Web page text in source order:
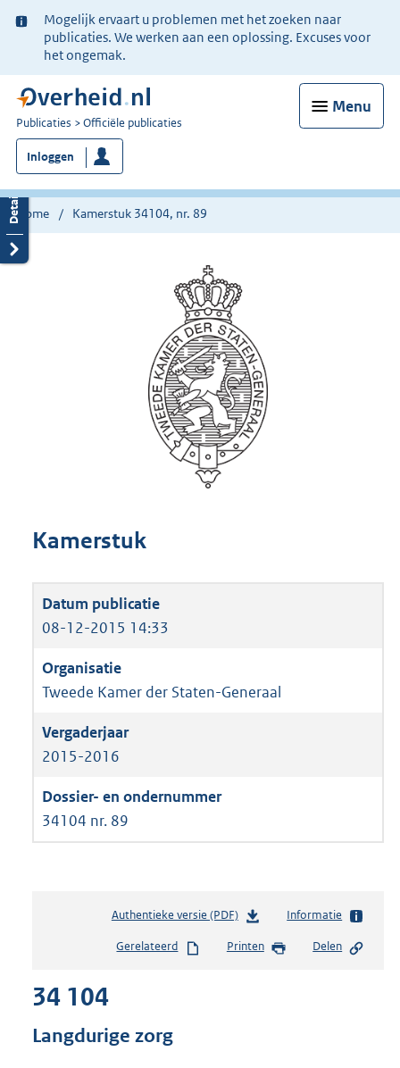
Ter
informatie:
Mogelijk ervaart u problemen met het zoeken naar
publicaties. We werken aan een oplossing. Excuses voor
het ongemak.
Menu
U
bent
nu
hier:
Publicaties Officiële publicaties
Inloggen
Home Kamerstuk 34104, nr. 89
Kamerstuk
08-12-2015 14:33
Tweede Kamer der Staten-Generaal
2015-2016
34104 nr. 89
Authentieke versie (PDF)b
s
Informatie
Gerelateerd Printen Delen
34 104
Langdurige zorg